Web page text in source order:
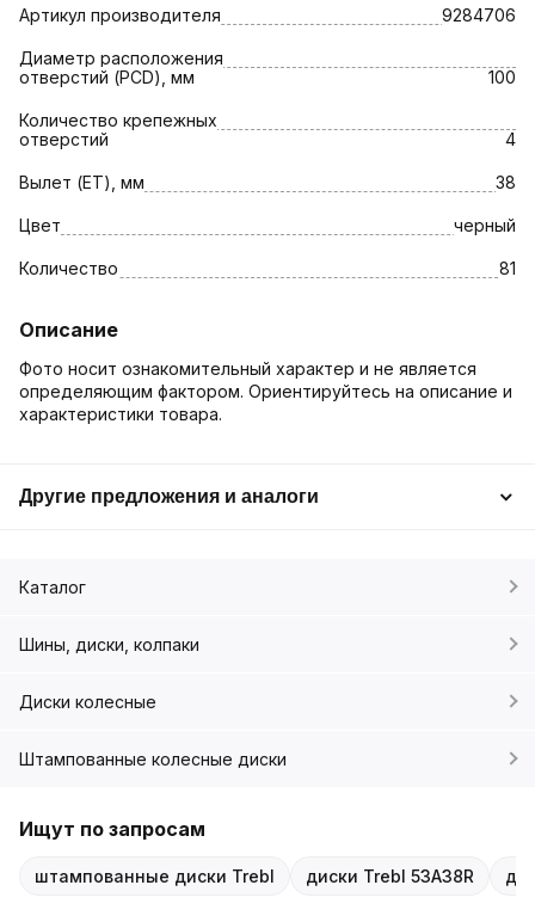
Артикул производителя 9284706
Диаметр расположения
отверстий (PCD), мм
100
Количество крепежных
отверстий
4
Вылет (ET), мм 38
Цвет черный
Количество 81
Описание
Фото носит ознакомительный характер и не является
определяющим фактором. Ориентируйтесь на описание и
характеристики товара.
Другие предложения и аналоги
Каталог
Шины, диски, колпаки
Диски колесные
Штампованные колесные диски
Ищут по запросам
штампованные диски Trebl диски Trebl 53A38R